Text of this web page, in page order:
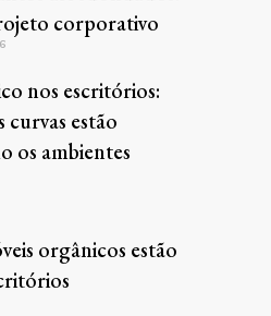
corporativo
nos escritórios:
curvas estão
os ambientes
orgânicos estão